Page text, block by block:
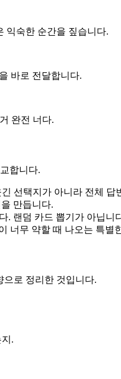
익숙한 순간을 짚습니다.
바로 전달합니다.
완전 너다.
합니다.
선택지가 아니라 전체 답
만듭니다.
. 랜덤 카드 뽑기가 아닙니
너무 약할 때 나오는 특별
으로 정리한 것입니다.
.